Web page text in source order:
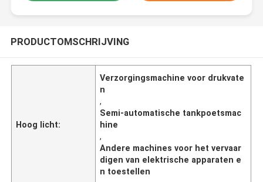
PRODUCTOMSCHRIJVING
Hoog licht:
Verzorgingsmachine voor drukvate
n
,
Semi-automatische tankpoetsmac
hine
,
Andere machines voor het vervaar
digen van elektrische apparaten e
n toestellen